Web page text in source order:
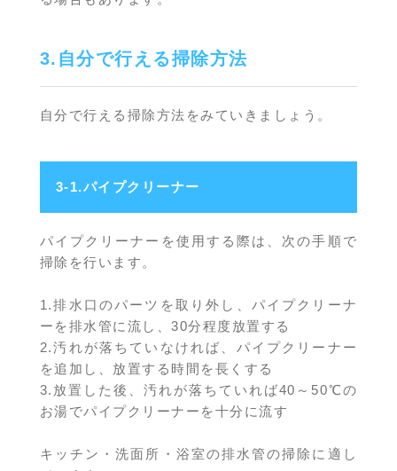
3.自分で行える掃除方法
自分で行える掃除方法をみていきましょう。
3-1.パイプクリーナー
パイプクリーナーを使用する際は、次の手順で
掃除を行います。
1.排水口のパーツを取り外し、パイプクリーナ
ーを排水管に流し、30分程度放置する
2.汚れが落ちていなければ、パイプクリーナー
を追加し、放置する時間を長くする
3.放置した後、汚れが落ちていれば40～50℃の
お湯でパイプクリーナーを十分に流す
キッチン・洗面所・浴室の排水管の掃除に適し